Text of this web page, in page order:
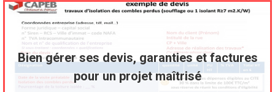
Bien gérer ses devis, garanties et factures
pour un projet maîtrisé